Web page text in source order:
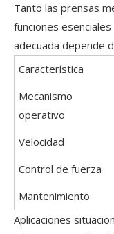
Tanto las prensas
funciones
adecuada depende
Característica
Mecanismo
operativo
Velocidad
Control de fuerza
Mantenimiento
Aplicaciones